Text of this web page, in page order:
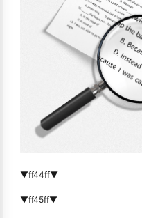
▼ff44ff▼
▼ff45ff▼